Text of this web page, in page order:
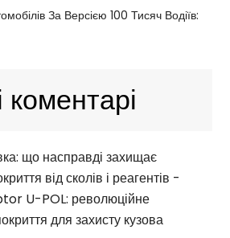
За Версією 100 Тисяч Водіїв:
що насправді захищає
від сколів і реагентів -
U-POL: революційне
для захисту кузова